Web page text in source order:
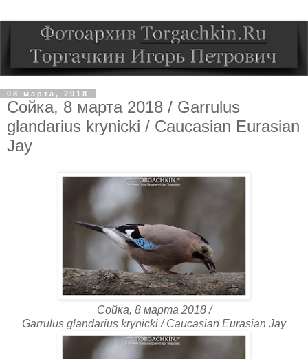
08 марта, 2018
Сойка, 8 марта 2018 / Garrulus
glandarius krynicki / Caucasian Eurasian
Jay
Сойка, 8 марта 2018 /
Garrulus glandarius krynicki / Caucasian Eurasian Jay